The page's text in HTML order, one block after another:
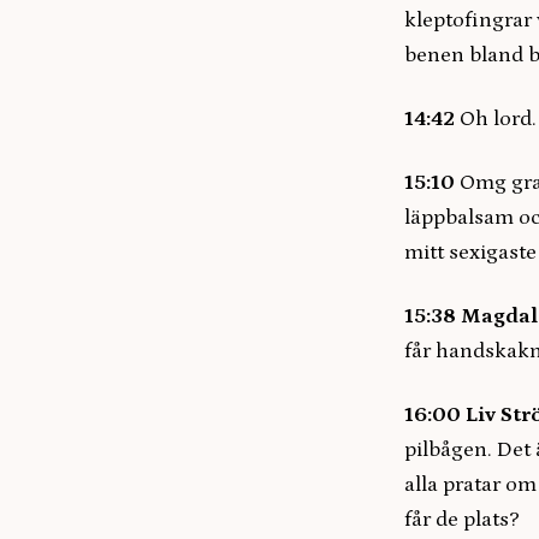
kleptofingrar
benen bland
14:42 Oh
15:10 Omg
läppbalsam
mitt
15:38
får
16:00 Liv
pilbågen. Det
alla pratar
får de plats?